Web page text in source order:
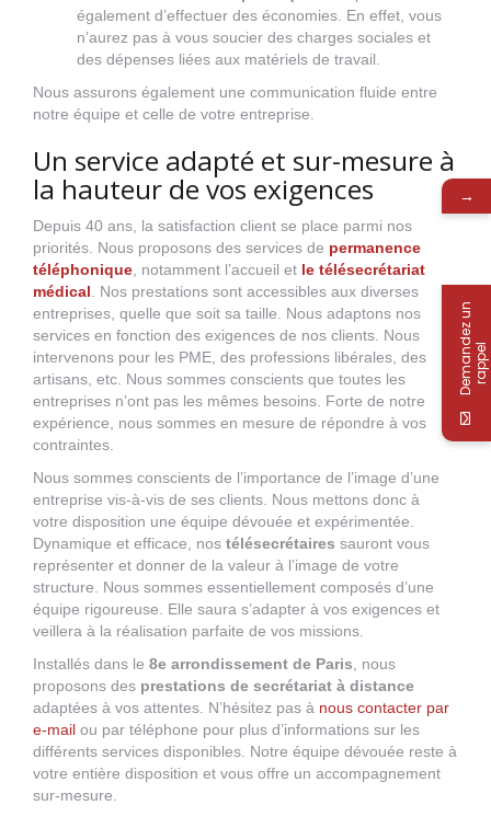
également d’effectuer des économies. En effet, vous
n’aurez pas à vous soucier des charges sociales et
des dépenses liées aux matériels de travail.
Nous assurons également une communication fluide entre
notre équipe et celle de votre entreprise.
Un service adapté et sur-mesure à
la hauteur de vos exigences
Depuis 40 ans, la satisfaction client se place parmi nos
priorités. Nous proposons des services de permanence
téléphonique , notamment l’accueil et le télésecrétariat
médical . Nos prestations sont accessibles aux diverses
entreprises, quelle que soit sa taille. Nous adaptons nos
services en fonction des exigences de nos clients. Nous
intervenons pour les PME, des professions libérales, des
artisans, etc. Nous sommes conscients que toutes les
entreprises n’ont pas les mêmes besoins. Forte de notre
expérience, nous sommes en mesure de répondre à vos
contraintes.
Nous sommes conscients de l’importance de l’image d’une
entreprise vis-à-vis de ses clients. Nous mettons donc à
votre disposition une équipe dévouée et expérimentée.
Dynamique et efficace, nos télésecrétaires sauront vous
représenter et donner de la valeur à l’image de votre
structure. Nous sommes essentiellement composés d’une
équipe rigoureuse. Elle saura s’adapter à vos exigences et
veillera à la réalisation parfaite de vos missions.
Installés dans le 8e arrondissement de Paris , nous
proposons des prestations de secrétariat à distance
adaptées à vos attentes. N’hésitez pas à nous contacter par
e-mail ou par téléphone pour plus d’informations sur les
différents services disponibles. Notre équipe dévouée reste à
votre entière disposition et vous offre un accompagnement
sur-mesure.
→
D
e
m
a
n
d
e
z
u
n
r
a
p
p
el